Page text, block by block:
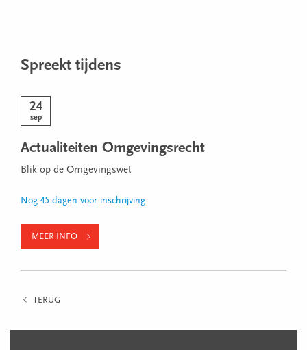
Spreekt tijdens
24
sep
Actualiteiten Omgevingsrecht
Blik op de Omgevingswet
Nog 45 dagen voor inschrijving
MEER INFO
TERUG